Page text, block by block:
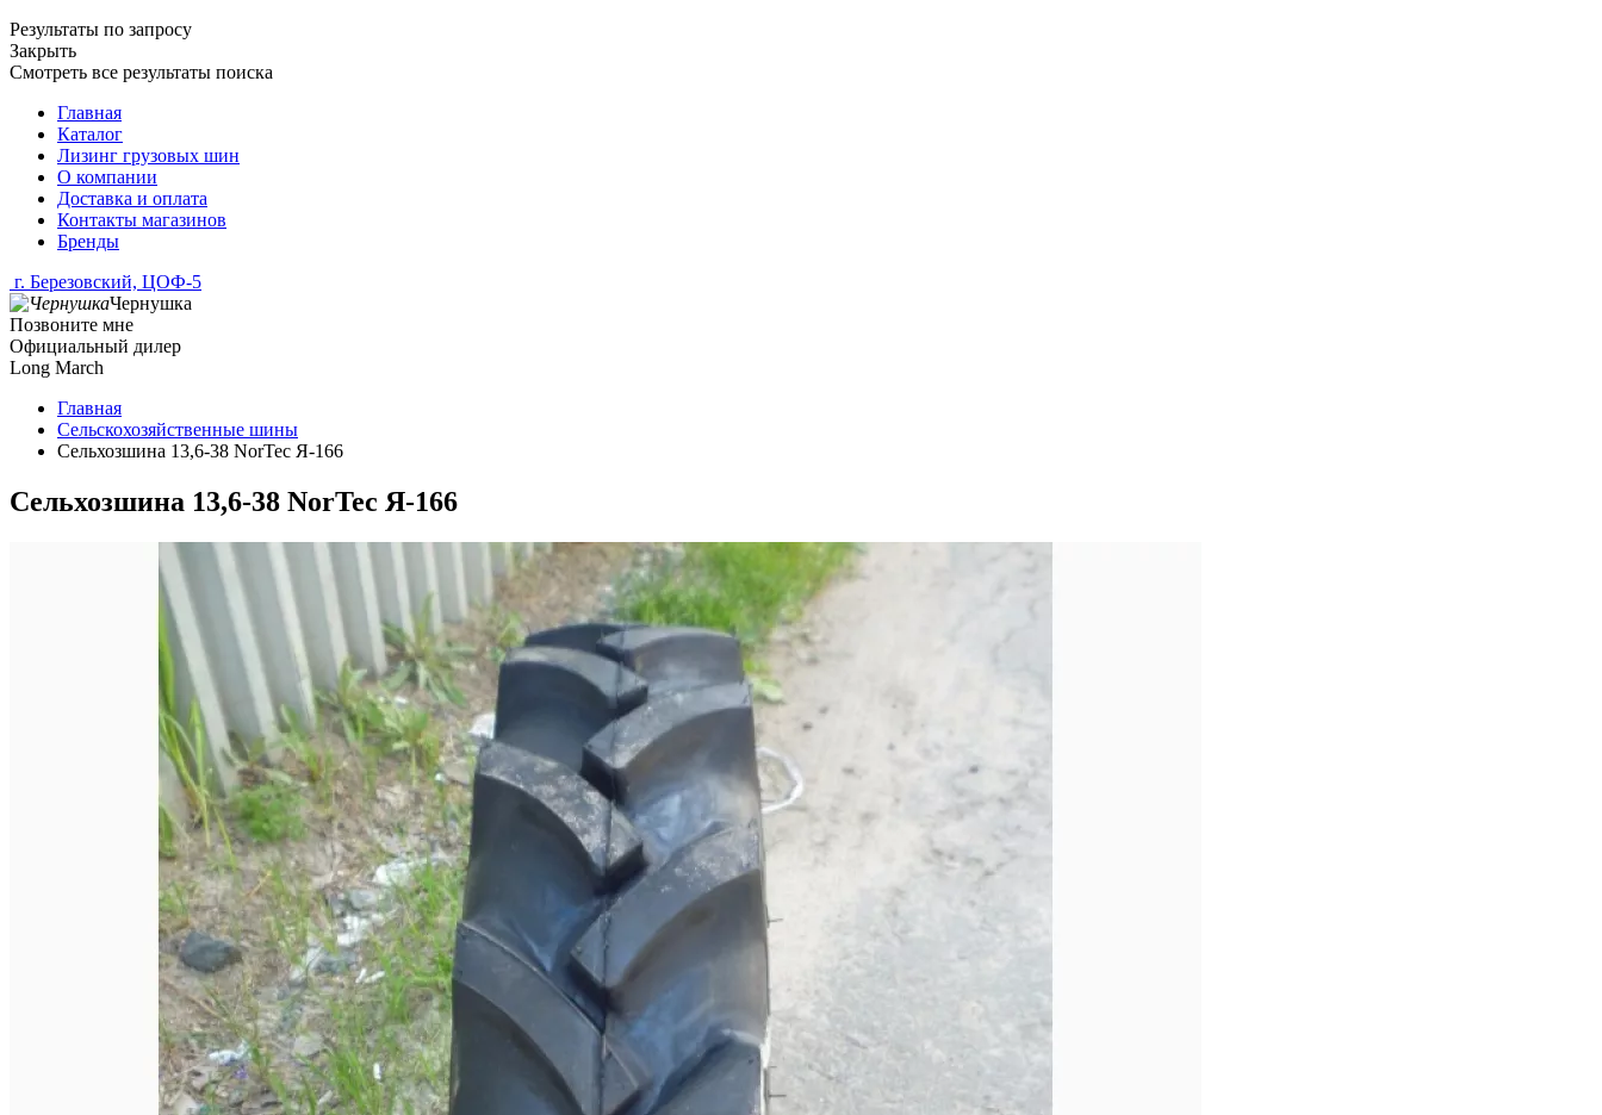
Результаты по запросу
Закрыть
Смотреть все результаты поиска
Главная
Каталог
Лизинг грузовых шин
О компании
Доставка и оплата
Контакты магазинов
Бренды
г. Березовский, ЦОФ-5
Чернушка
Позвоните мне
Официальный дилер
Long March
Главная
Сельскохозяйственные шины
Сельхозшина 13,6-38 NorTec Я-166
Сельхозшина 13,6-38 NorTec Я-166